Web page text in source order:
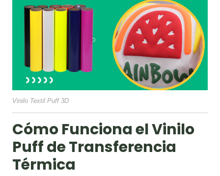
Vinilo Textil Puff 3D
Cómo Funciona el Vinilo
Puff de Transferencia
Térmica